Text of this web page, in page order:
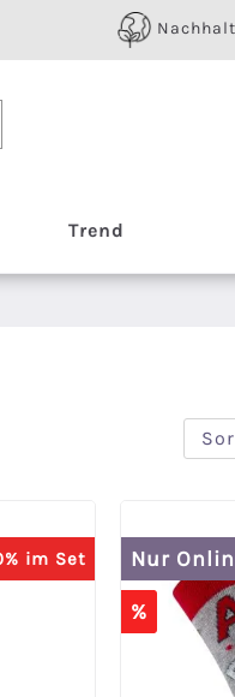
Trend
im Set
Nur
%